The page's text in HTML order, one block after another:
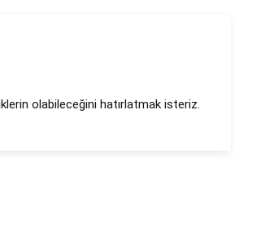
olabileceğini hatırlatmak isteriz.